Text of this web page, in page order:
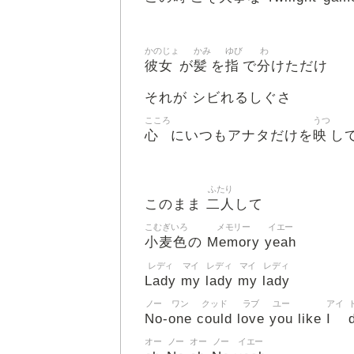
彼女
かのじょ
が髪
かみ
を指
ゆび
で分
わ
けただけ
それが シビれるしぐさ
心
こころ
にいつもアナタだけを映
うつ
し
このまま 二人
ふたり
して
小麦色
こむぎいろ
の Memory
メモリー
yeah
イエー
Lady
レディ
my
マイ
lady
レディ
my
マイ
lady
レディ
No
ノー
-one
ワン
could
クッド
love
ラブ
you
ユー
like I
アイ
オー ノー オー ノー イエー